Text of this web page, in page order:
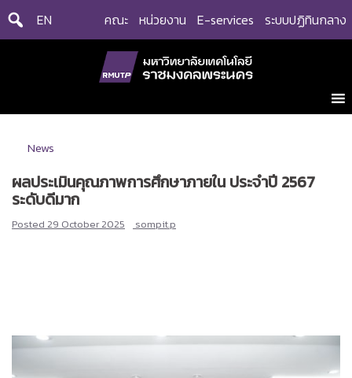
Skip
EN คณะ หน่วยงาน E-services ระบบปฏิทินกลาง
News
ผลประเมินคุณภาพการศึกษาภายใน ประจำปี 2567
ระดับดีมาก
Posted 29 October 2025 sompit.p